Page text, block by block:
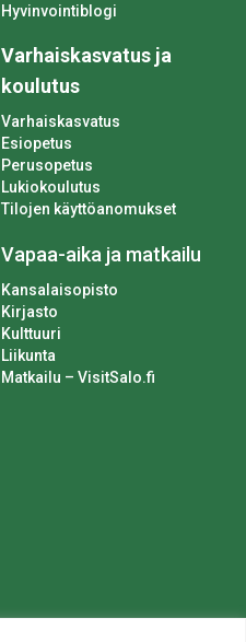
Hyvinvointiblogi
Varhaiskasvatus ja
koulutus
Varhaiskasvatus
Esiopetus
Perusopetus
Lukiokoulutus
Tilojen käyttöanomukset
Vapaa-aika ja matkailu
Kansalaisopisto
Kirjasto
Kulttuuri
Liikunta
Matkailu – VisitSalo.fi